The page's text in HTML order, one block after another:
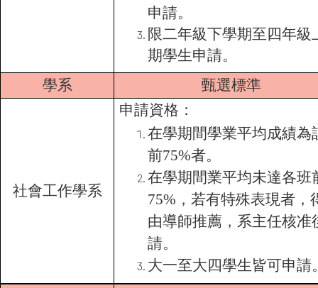
申請。
限二年級下學期至四年級
期學生申請。
學系
甄選標準
社會工作學系
申請資格：
在學期間學業平均成績為
前75%者。
在學期間業平均未達各班
75%，若有特殊表現者，
由導師推薦，系主任核准
請。
大一至大四學生皆可申請